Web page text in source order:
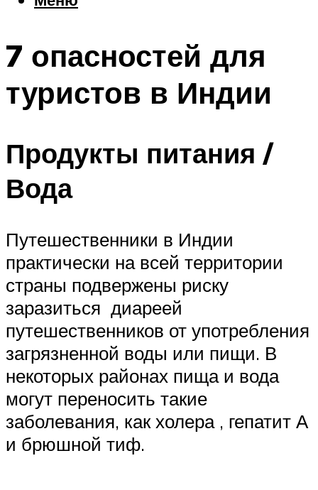
Шоппинг
7 опасностей для
туристов в Индии
Продукты питания /
Вода
Путешественники в Индии
практически на всей территории
страны подвержены риску
заразиться диареей
путешественников от употребления
загрязненной воды или пищи. В
некоторых районах пища и вода
могут переносить такие
заболевания, как холера , гепатит А
и брюшной тиф.